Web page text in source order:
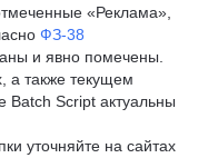
«Реклама»,
ФЗ-38
и явно помечены.
а также текущем
Batch Script актуальны
уточняйте на сайтах